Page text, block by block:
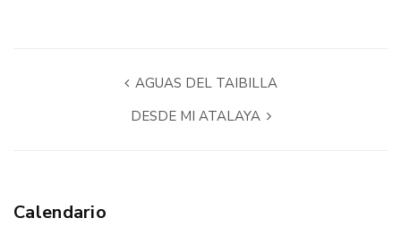
AGUAS DEL TAIBILLA
DESDE MI ATALAYA
Calendario